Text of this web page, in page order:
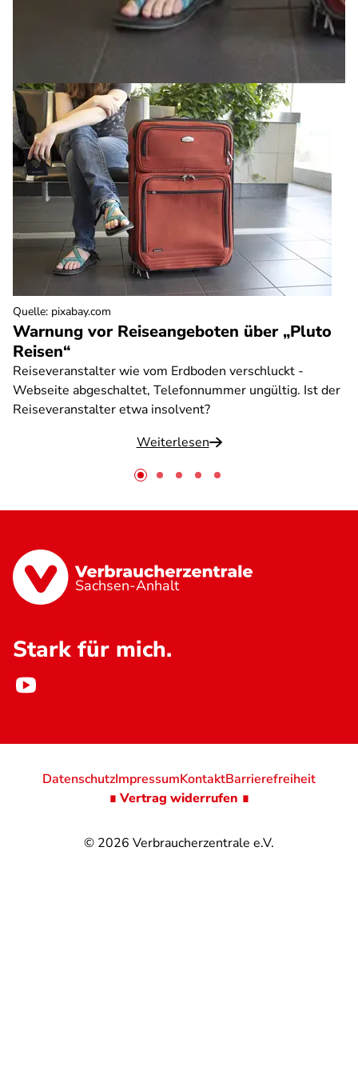
Warnung vor Reiseangeboten über „Pluto
Reisen“
Reiseveranstalter wie vom Erdboden verschluckt -
Webseite abgeschaltet, Telefonnummer ungültig. Ist der
Reiseveranstalter etwa insolvent?
Weiterlesen
Quelle: pixabay.com
Sachsen-Anhalt
Stark für mich.
© 2026 Verbraucherzentrale e.V.
DatenschutzImpressumKontaktBarrierefreiheit
∎ Vertrag widerrufen ∎